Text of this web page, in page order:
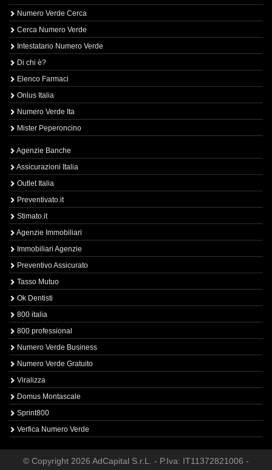
Numero Verde Cerca
Cerca Numero Verde
Intestatario Numero Verde
Di chi è?
Elenco Farmaci
Onlus Italia
Numero Verde Ita
Mister Peperoncino
Agenzie Banche
Assicurazioni Italia
Outlet Italia
Preventivato.it
Stimato.it
Agenzie Immobiliari
Immobiliari Agenzie
Preventivo Assicurato
Tasso Mutuo
Ok Dentisti
800 italia
800 professional
Numero Verde Business
Numero Verde Gratuito
Viralizza
Domus Montascale
Sprint800
Verfica Numero Verde
© Copyright 2026 AdCapital S.r.L. - P.Iva: IT11372821006 -